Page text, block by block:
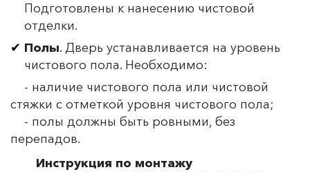
Подготовлены к нанесению чистовой
отделки.
Полы. Дверь устанавливается на уровень
чистового пола. Необходимо:
- наличие чистового пола или чистовой
стяжки с отметкой уровня чистового пола;
- полы должны быть ровными, без
перепадов.
Инструкция по монтажу